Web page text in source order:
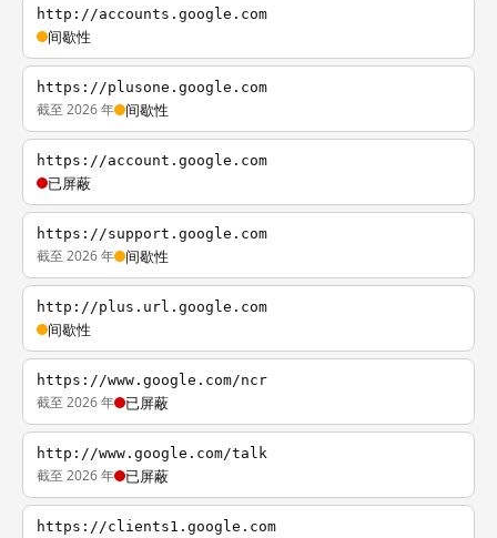
http://accounts.google.com
间歇性
https://plusone.google.com
截至 2026 年 间歇性
https://account.google.com
已屏蔽
https://support.google.com
截至 2026 年 间歇性
http://plus.url.google.com
间歇性
https://www.google.com/ncr
截至 2026 年 已屏蔽
http://www.google.com/talk
截至 2026 年 已屏蔽
https://clients1.google.com